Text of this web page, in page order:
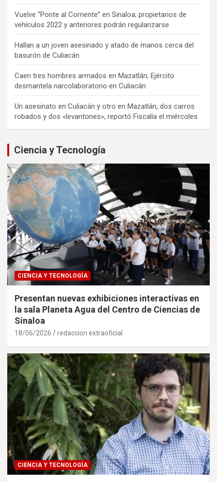
Vuelve “Ponte al Corriente” en Sinaloa; propietarios de
vehículos 2022 y anteriores podrán regularizarse
Hallan a un joven asesinado y atado de manos cerca del
basurón de Culiacán
Caen tres hombres armados en Mazatlán; Ejército
desmantela narcolaboratorio en Culiacán
Un asesinato en Culiacán y otro en Mazatlán, dos carros
robados y dos «levantones», reportó Fiscalía el miércoles
Ciencia y Tecnología
CIENCIA Y TECNOLOGÍA
Presentan nuevas exhibiciones interactivas en
la sala Planeta Agua del Centro de Ciencias de
Sinaloa
18/06/2026 redaccion extraoficial
CIENCIA Y TECNOLOGÍA